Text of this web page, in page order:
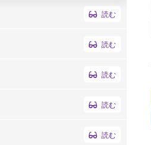
読む
読む
読む
読む
読む